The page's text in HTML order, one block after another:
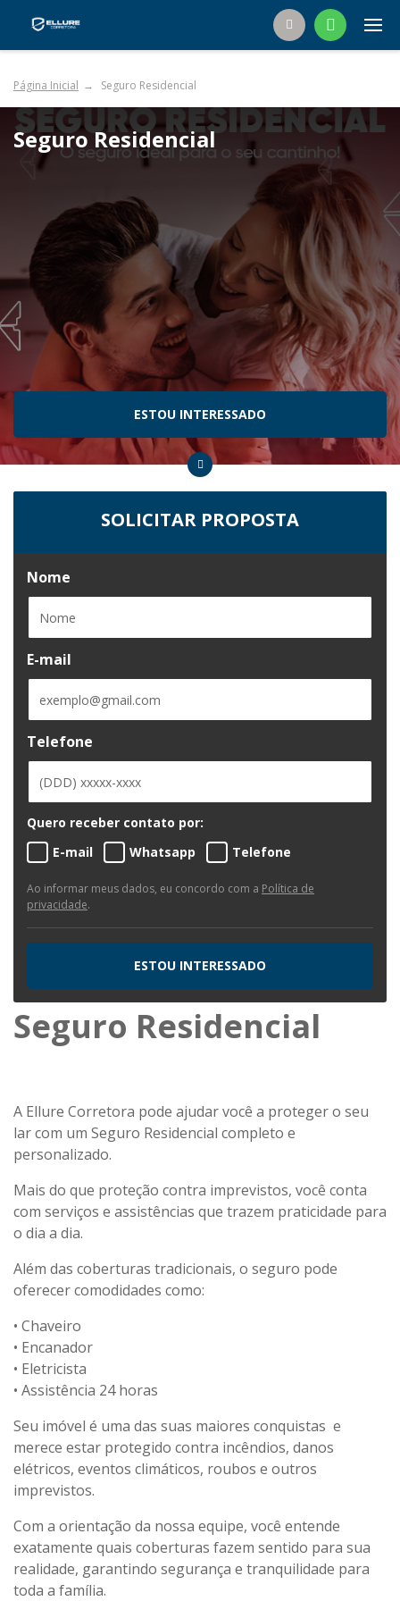
Página Inicial Seguro Residencial
Seguro Residencial
ESTOU INTERESSADO
Seguro Residencial
A Ellure Corretora pode ajudar você a proteger o seu
lar com um Seguro Residencial completo e
personalizado.
Mais do que proteção contra imprevistos, você conta
com serviços e assistências que trazem praticidade para
o dia a dia.
Além das coberturas tradicionais, o seguro pode
oferecer comodidades como:
• Chaveiro
• Encanador
• Eletricista
• Assistência 24 horas
Seu imóvel é uma das suas maiores conquistas e
merece estar protegido contra incêndios, danos
elétricos, eventos climáticos, roubos e outros
imprevistos.
Com a orientação da nossa equipe, você entende
exatamente quais coberturas fazem sentido para sua
realidade, garantindo segurança e tranquilidade para
toda a família.
SOLICITAR PROPOSTA
Nome
E-mail
Telefone
Quero receber contato por:
E-mail
Whatsapp Telefone
Ao informar meus dados, eu concordo com a Política de
privacidade.
ESTOU INTERESSADO